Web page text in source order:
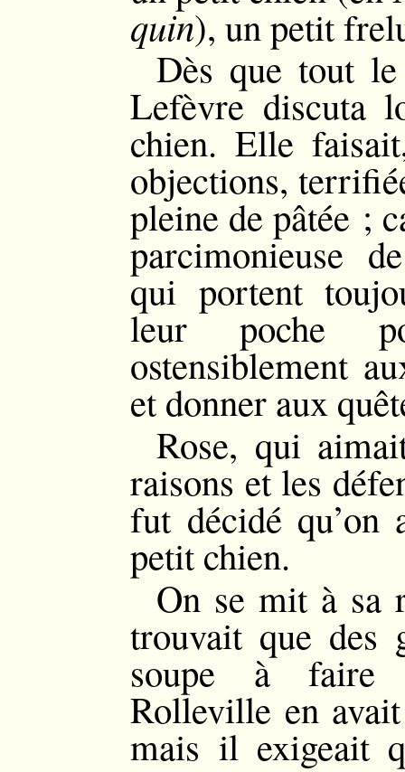
quin), un petit
Dès que tout
Lefèvre discuta
chien. Elle
objections,
pleine de pâtée ;
parcimonieuse
qui portent
leur poche
ostensiblement
et donner aux
Rose, qui
raisons et les
fut décidé qu’on
petit chien.
On se mit à sa
trouvait que des
soupe à faire
Rolleville en
mais il exigeait